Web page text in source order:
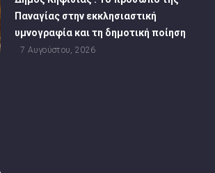
Παναγίας στην εκκλησιαστική
υμνογραφία και τη δημοτική ποίηση
7 Αυγούστου, 2026